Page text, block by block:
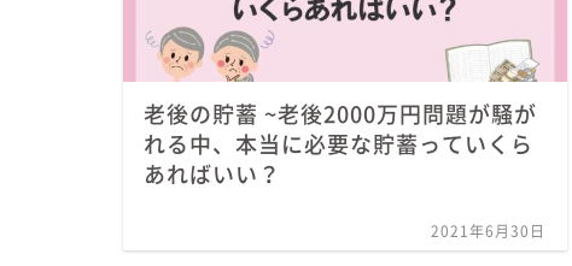
老後の貯蓄 ~老後2000万円問題が騒が
れる中、本当に必要な貯蓄っていくら
あればいい？
2021年6月30日